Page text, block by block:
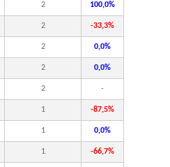
2 100,0%
2 -33,3%
2 0,0%
2 0,0%
2 -
1 -87,5%
1 0,0%
1 -66,7%